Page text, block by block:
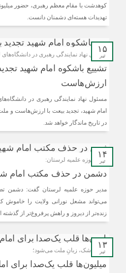
کوهدشت با مقام معظم رهبری، حضور
تهدیدات هسته‌ای دشمنان دانست.
۱۵
تیر
مسئول نهاد نمایندگی رهبری در
تشییع باشکوه امام شهید
ارزش‌هاست
مسئول نهاد نمایندگی رهبری در
امام شهید، تجدید بیعت با ارزش‌هاست و
در تاریخ ماندگار خواهد شد.
۱۴
تیر
مدیر حوزه علمیه لرستان:
دشمن در حذف مکتب امام
مدیر حوزه علمیه لرستان گفت: دشمن
می‌تواند مشعل نورانی ولایت را خاموش
زنده‌تر از دیروز و راهش پرفروغ‌تر از
۱۳
تیر
وقتی اشک، زبانِ ملت می‌شود؛
میلیون‌ها قلب یک‌صدا برای